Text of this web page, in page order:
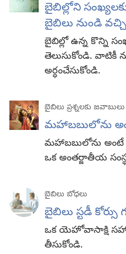
బైబిల్లోని
బైబిలు నుండి
బైబిల్లో ఉన్న కొన్ని
తెలుసుకోండి. వాటికీ
అర్థంచేసుకోండి.
బైబిలు ప్రశ్నలకు జవాబులు
మహాబబులోను
మహాబబులోను అంటే
ఒక అంతర్జాతీయ
బైబిలు బోధలు
బైబిలు స్టడీ కోర్సు
ఒక యెహోవాసాక్షి
తీసుకోండి.